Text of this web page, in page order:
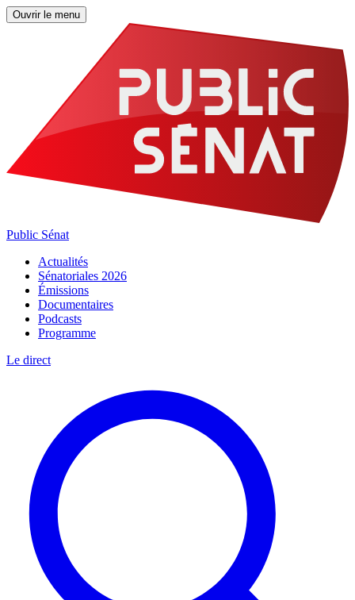
Ouvrir le menu
Public Sénat
Actualités
Sénatoriales 2026
Émissions
Documentaires
Podcasts
Programme
Le direct